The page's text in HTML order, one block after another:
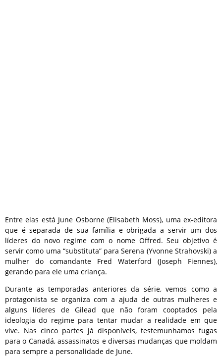
Entre elas está June Osborne (Elisabeth Moss), uma ex-editora
que é separada de sua família e obrigada a servir um dos
líderes do novo regime com o nome Offred. Seu objetivo é
servir como uma “substituta” para Serena (Yvonne Strahovski) a
mulher do comandante Fred Waterford (Joseph Fiennes),
gerando para ele uma criança.
Durante as temporadas anteriores da série, vemos como a
protagonista se organiza com a ajuda de outras mulheres e
alguns líderes de Gilead que não foram cooptados pela
ideologia do regime para tentar mudar a realidade em que
vive. Nas cinco partes já disponíveis, testemunhamos fugas
para o Canadá, assassinatos e diversas mudanças que moldam
para sempre a personalidade de June.